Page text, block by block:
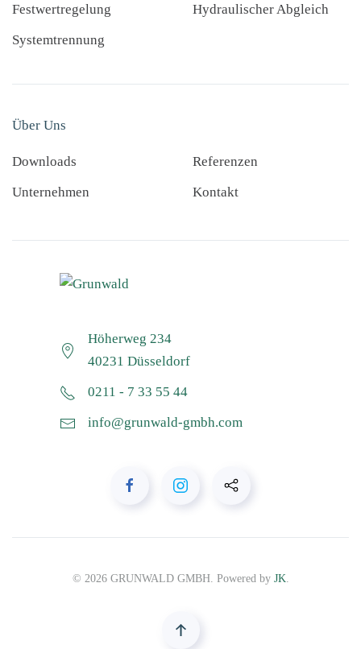
Festwertregelung
Systemtrennung
Hydraulischer Abgleich
Über Uns
Downloads
Unternehmen
Referenzen
Kontakt
Höherweg 234
40231 Düsseldorf
0211 - 7 33 55 44
info@grunwald-gmbh.com
© 2026GRUNWALD GMBH. Powered by JK